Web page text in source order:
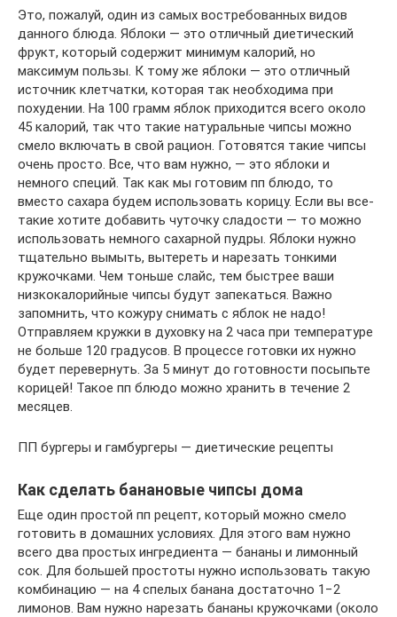
Это, пожалуй, один из самых востребованных видов
данного блюда. Яблоки — это отличный диетический
фрукт, который содержит минимум калорий, но
максимум пользы. К тому же яблоки — это отличный
источник клетчатки, которая так необходима при
похудении. На 100 грамм яблок приходится всего около
45 калорий, так что такие натуральные чипсы можно
смело включать в свой рацион. Готовятся такие чипсы
очень просто. Все, что вам нужно, — это яблоки и
немного специй. Так как мы готовим пп блюдо, то
вместо сахара будем использовать корицу. Если вы все-
такие хотите добавить чуточку сладости — то можно
использовать немного сахарной пудры. Яблоки нужно
тщательно вымыть, вытереть и нарезать тонкими
кружочками. Чем тоньше слайс, тем быстрее ваши
низкокалорийные чипсы будут запекаться. Важно
запомнить, что кожуру снимать с яблок не надо!
Отправляем кружки в духовку на 2 часа при температуре
не больше 120 градусов. В процессе готовки их нужно
будет перевернуть. За 5 минут до готовности посыпьте
корицей! Такое пп блюдо можно хранить в течение 2
месяцев.
ПП бургеры и гамбургеры — диетические рецепты
Как сделать банановые чипсы дома
Еще один простой пп рецепт, который можно смело
готовить в домашних условиях. Для этого вам нужно
всего два простых ингредиента — бананы и лимонный
сок. Для большей простоты нужно использовать такую
комбинацию — на 4 спелых банана достаточно 1−2
лимонов. Вам нужно нарезать бананы кружочками (около